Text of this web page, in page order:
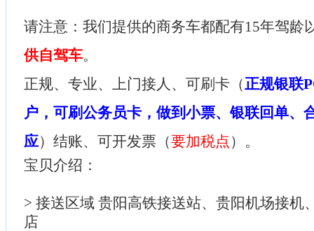
请注意：我们提供的商务车都配有15年驾龄
供自驾车。
正规、专业、上门接人、可刷卡（正规银联
户，可刷公务员卡，做到小票、银联回单、
应）结账、可开发票（要加税点 ）。
宝贝介绍：
> 接送区域 贵阳高铁接送站、贵阳机场接机
店